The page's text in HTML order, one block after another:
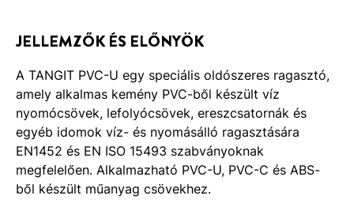
JELLEMZŐK ÉS ELŐNYÖK
A TANGIT PVC-U egy speciális oldószeres ragasztó,
amely alkalmas kemény PVC-ből készült víz
nyomócsövek, lefolyócsövek, ereszcsatornák és
egyéb idomok víz- és nyomásálló ragasztására
EN1452 és EN ISO 15493 szabványoknak
megfelelően. Alkalmazható PVC-U, PVC-C és ABS-
ből készült műanyag csövekhez.